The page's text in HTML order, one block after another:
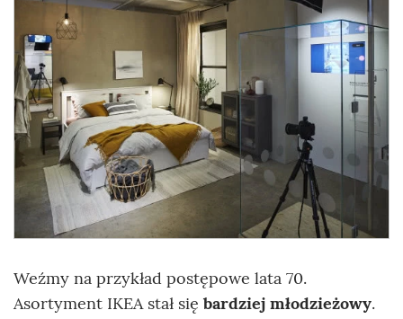
Weźmy na przykład postępowe lata 70.
Asortyment IKEA stał się bardziej młodzieżowy.